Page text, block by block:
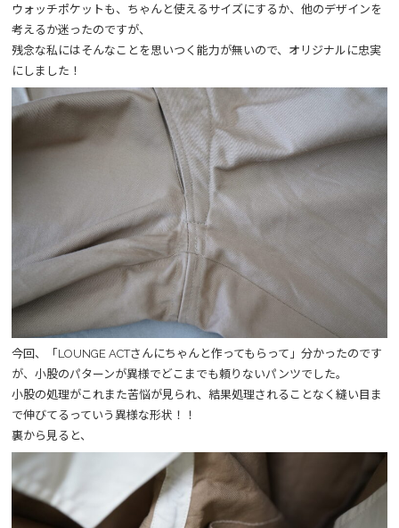
ウォッチポケットも、ちゃんと使えるサイズにするか、他のデザインを
考えるか迷ったのですが、
残念な私にはそんなことを思いつく能力が無いので、オリジナルに忠実
にしました！
今回、「LOUNGE ACTさんにちゃんと作ってもらって」分かったのです
が、小股のパターンが異様でどこまでも頼りないパンツでした。
小股の処理がこれまた苦悩が見られ、結果処理されることなく縫い目ま
で伸びてるっていう異様な形状！！
裏から見ると、